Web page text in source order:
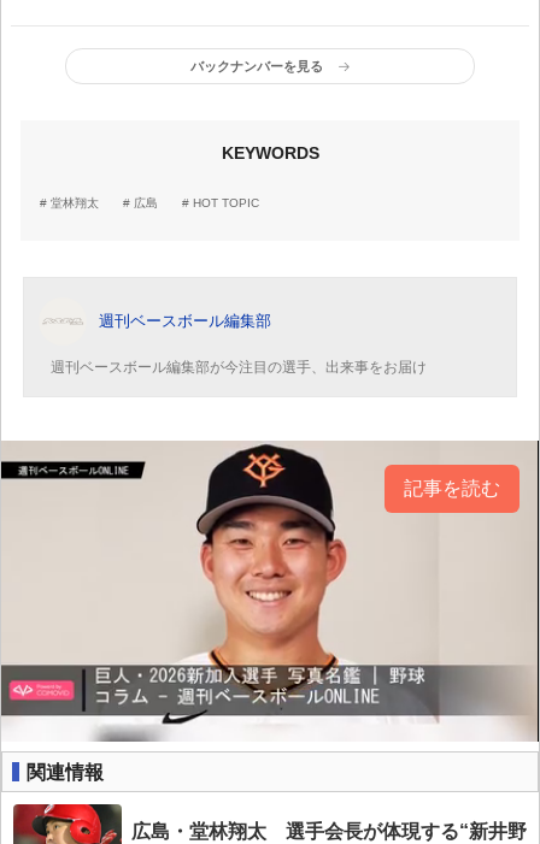
ーで強烈なインパクト
ォームのデザインが公開
バックナンバーを見る
KEYWORDS
堂林翔太 広島 HOT TOPIC
週刊ベースボール編集部
週刊ベースボール編集部が今注目の選手、出来事をお届け
記事を読む
関連情報
広島・堂林翔太 選手会長が体現する“新井野